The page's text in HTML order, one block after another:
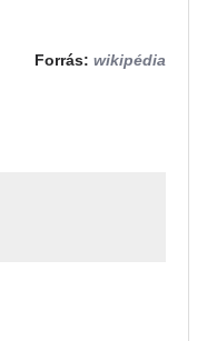
Forrás: wikipédia